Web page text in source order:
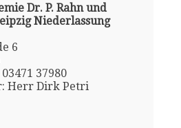
Dr. P. Rahn und
Niederlassung
6
37980
Herr Dirk Petri